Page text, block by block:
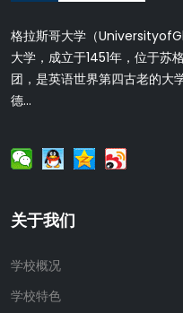
格拉斯哥大学（
大学，成立于1451年，位于苏
团，是英语世界第四古老的大
德...
关于我们
学校概况
学校特色